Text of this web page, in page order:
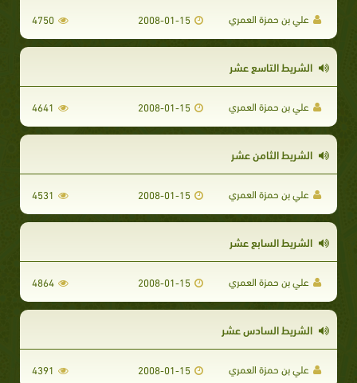
علي بن حمزة العمري 2008-01-15
4750
الشريط التاسع عشر
علي بن حمزة العمري 2008-01-15
4641
الشريط الثامن عشر
علي بن حمزة العمري 2008-01-15
4531
الشريط السابع عشر
علي بن حمزة العمري 2008-01-15
4864
الشريط السادس عشر
علي بن حمزة العمري 2008-01-15
4391